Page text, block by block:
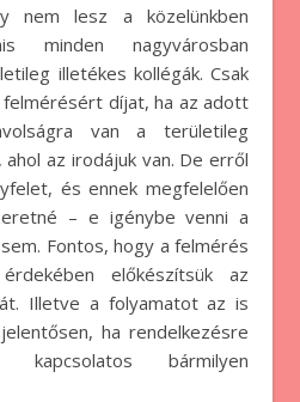
nem lesz a közelünkben
minden nagyvárosban
illetékes kollégák. Csak
felmérésért díjat, ha az adott
van a területileg
az irodájuk van. De erről
és ennek megfelelően
– e igénybe venni a
Fontos, hogy a felmérés
érdekében előkészítsük az
Illetve a folyamatot az is
ha rendelkezésre
bármilyen